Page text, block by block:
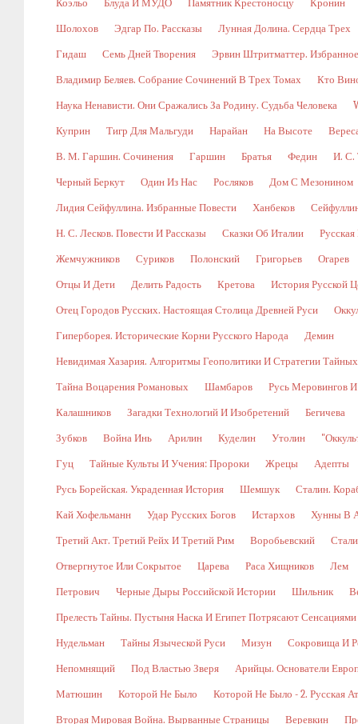
Коэльо Блуда И МУДО Памятник Крестоносцу Кронин
Шолохов Эдгар По. Рассказы Лунная Долина. Сердца Трех
Гидаш Семь Дней Творения Эрвин Штритматтер. Избранное
Владимир Беляев. Собрание Сочинений В Трех Томах Кто
Наука Ненависти. Они Сражались За Родину. Судьба Человека
Куприн Тигр Для Мальгуди Нарайан На Высоте
В. М. Гаршин. Сочинения Гаршин Братья Федин И. С.
Черный Беркут Один Из Нас Росляков Дом С Мезонином
Лидия Сейфуллина. Избранные Повести Ханбеков
Н. С. Лесков. Повести И Рассказы Сказки Об Италии
Жемчужников Суриков Полонский Григорьев Огарев
Отцы И Дети Делить Радость Кретова История Русской
Отец Городов Русских. Настоящая Столица Древней Руси
Гиперборея. Исторические Корни Русского Народа Демин
Невидимая Хазария. Алгоритмы Геополитики И Стратегии
Тайна Воцарения Романовых Шамбаров Русь Меровингов
Калашников Загадки Технологий И Изобретений Бегичева
Зубков Война Инь Арилин Куделин Утолин
Гуц Тайные Культы И Учения: Пророки Жрецы Адепты
Русь Борейская. Украденная История Шемшук Сталин.
Кай Хофельманн Удар Русских Богов Истархов Хунны В
Третий Акт. Третий Рейх И Третий Рим Воробьевский
Отвергнутое Или Сокрытое Царева Раса Хищников Лем
Петрович Черные Дыры Российской Истории Шильник
Прелесть Тайны. Пустыня Наска И Египет Потрясают Сенсациями
Нудельман Тайны Языческой Руси Мизун Сокровища И
Непомнящий Под Властью Зверя Арийцы. Основатели
Матюшин Которой Не Было Которой Не Было - 2. Русская
Вторая Мировая Война. Вырванные Страницы Веревкин